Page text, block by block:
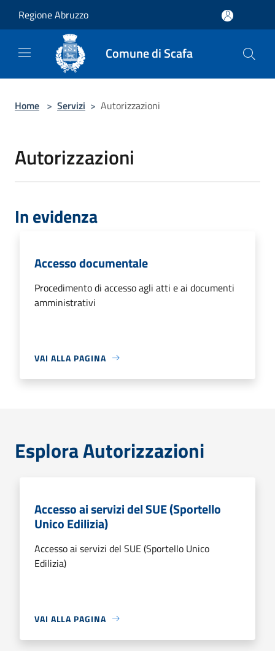
Regione Abruzzo
Comune di Scafa
Home > Servizi > Autorizzazioni
Autorizzazioni
In evidenza
Accesso documentale
Procedimento di accesso agli atti e ai documenti
amministrativi
VAI ALLA PAGINA
Esplora Autorizzazioni
Accesso ai servizi del SUE (Sportello
Unico Edilizia)
Accesso ai servizi del SUE (Sportello Unico
Edilizia)
VAI ALLA PAGINA